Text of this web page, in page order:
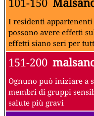
I residenti
possono avere effetti
effetti siano seri per
151-200
Ognuno può iniziare a
membri di gruppi
salute più gravi